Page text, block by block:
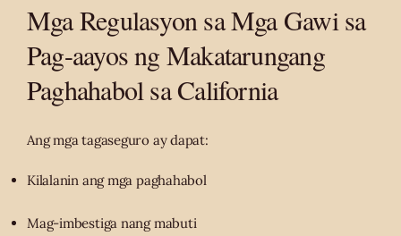
Mga Regulasyon sa Mga Gawi sa
Pag-aayos ng Makatarungang
Paghahabol sa California
Ang mga tagaseguro ay dapat:
Kilalanin ang mga paghahabol
Mag-imbestiga nang mabuti